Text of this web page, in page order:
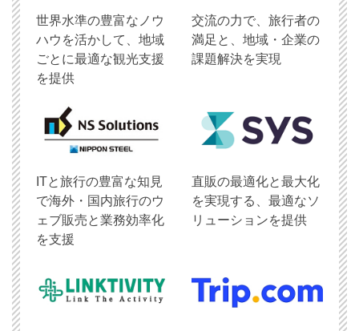
世界水準の豊富なノウ
ハウを活かして、地域
ごとに最適な観光支援
を提供
交流の力で、旅行者の
満足と、地域・企業の
課題解決を実現
ITと旅行の豊富な知見
で海外・国内旅行のウ
ェブ販売と業務効率化
を支援
直販の最適化と最大化
を実現する、最適なソ
リューションを提供